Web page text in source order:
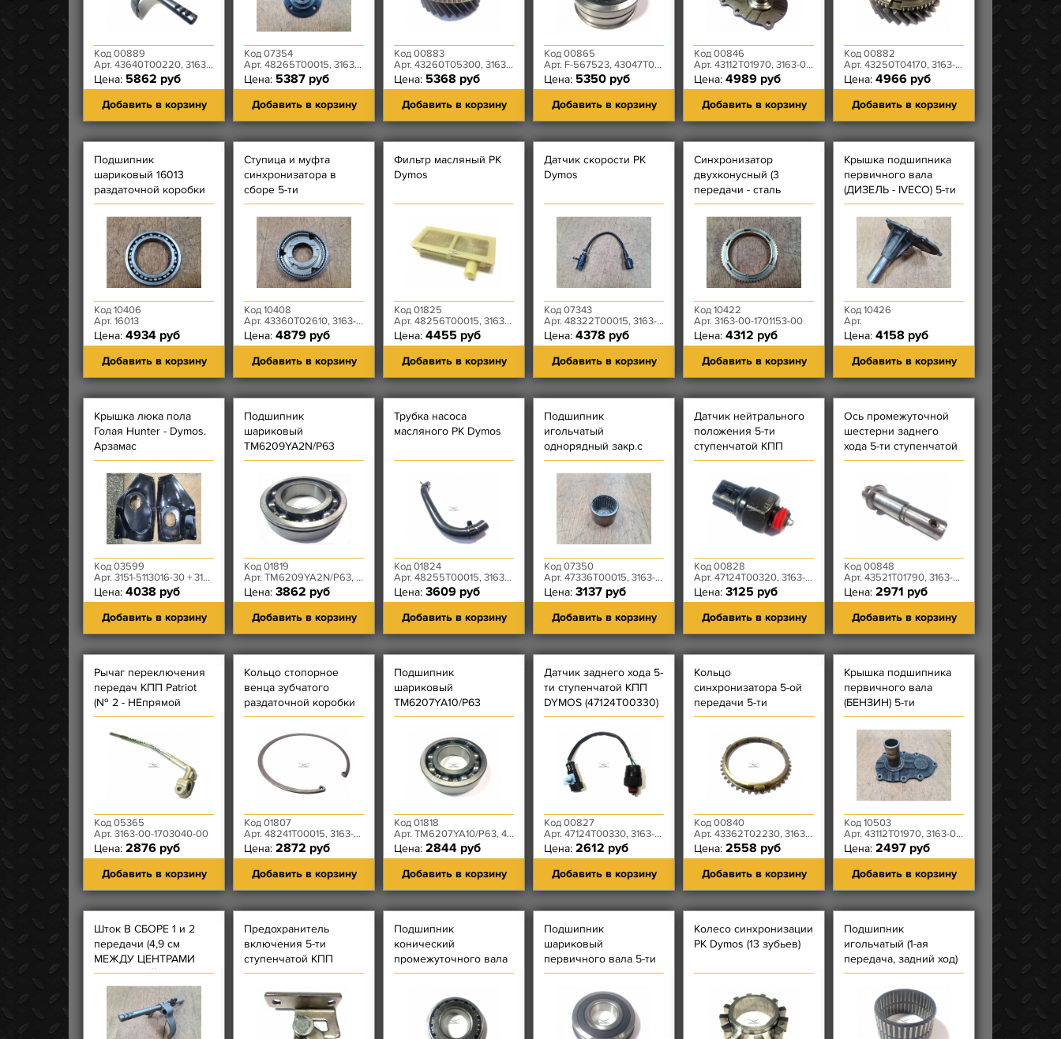
Код 00889
Арт. 43640T00220, 3163-00-1702060-00
Цена: 5862 руб
Добавить в корзину
Код 07354
Арт. 48265T00015, 3163-80-1802076-00
Цена: 5387 руб
Добавить в корзину
Код 00883
Арт. 43260T05300, 3163-00-1701115-00
Цена: 5368 руб
Добавить в корзину
Код 00865
Арт. F-567523, 43047T00140, 3163-00-1701190-00
Цена: 5350 руб
Добавить в корзину
Код 00846
Арт. 43112T01970, 3163-00-1701041-00
Цена: 4989 руб
Добавить в корзину
Код 00882
Арт. 43250T04170, 3163-00-1701127-00
Цена: 4966 руб
Добавить в корзину
Подшипник
шариковый 16013
раздаточной коробки
Dymos (''держатель
шарикового подш.'')
DDR
Код 10406
Арт. 16013
Цена: 4934 руб
Добавить в корзину
Ступица и муфта
синхронизатора в
сборе 5-ти
ступенчатой КПП
DYMOS - 1 и 2
передачи Уценка
Код 10408
Арт. 43360T02610, 3163-00-1701107-00
Цена: 4879 руб
Добавить в корзину
Фильтр масляный РК
Dymos
Код 01825
Арт. 48256T00015, 3163-80-1802224-00
Цена: 4455 руб
Добавить в корзину
Датчик скорости РК
Dymos
Код 07343
Арт. 48322T00015, 3163-00-3843011-00
Цена: 4378 руб
Добавить в корзину
Синхронизатор
двухконусный (3
передачи - сталь
(серый)) 5-ти
ступенчатой КПП
Dymos
Код 10422
Арт. 3163-00-1701153-00
Цена: 4312 руб
Добавить в корзину
Крышка подшипника
первичного вала
(ДИЗЕЛЬ - IVECO) 5-ти
ступенчатой КПП
DYMOS УЦЕНКА
Код 10426
Арт.
Цена: 4158 руб
Добавить в корзину
Крышка люка пола
Голая Hunter - Dymos.
Арзамас
Код 03599
Арт. 3151-5113016-30 + 3151-5130017-10
Цена: 4038 руб
Добавить в корзину
Подшипник
шариковый
ТМ6209YA2N/P63
входного вала
передний раздаточной
коробки Dymos
Код 01819
Арт. ТМ6209YA2N/P63, 48154T00010, 3163-80-1802050-00
Цена: 3862 руб
Добавить в корзину
Трубка насоса
масляного РК Dymos
Код 01824
Арт. 48255T00015, 3163-80-1802287-00
Цена: 3609 руб
Добавить в корзину
Подшипник
игольчатый
однорядный закр.с
одной стороны РК
Dymos 7E-BK 3026
Код 07350
Арт. 47336T00015, 3163-80-1802270-00, 7E-BK 3026
Цена: 3137 руб
Добавить в корзину
Датчик нейтрального
положения 5-ти
ступенчатой КПП
DYMOS
Код 00828
Арт. 47124T00320, 3163-00-3710600-00
Цена: 3125 руб
Добавить в корзину
Ось промежуточной
шестерни заднего
хода 5-ти ступенчатой
КПП DYMOS
Код 00848
Арт. 43521T01790, 3163-00-1701092-00
Цена: 2971 руб
Добавить в корзину
Рычаг переключения
передач КПП Patriot
(№ 2 - НЕпрямой
нового образца - с
агрегатом DYMOS
Код 05365
Арт. 3163-00-1703040-00
Цена: 2876 руб
Добавить в корзину
Кольцо стопорное
венца зубчатого
раздаточной коробки
Dymos
Код 01807
Арт. 48241T00015, 3163-80-1802274-00
Цена: 2872 руб
Добавить в корзину
Подшипник
шариковый
TM6207YA10/P63
раздаточной коробки
Код 01818
Арт. TM6207YA10/P63, 48155T00010, 3163-80-1802082-00
Цена: 2844 руб
Добавить в корзину
Датчик заднего хода 5-
ти ступенчатой КПП
DYMOS (47124T00330)
Код 00827
Арт. 47124T00330, 3163-00-3710500-00
Цена: 2612 руб
Добавить в корзину
Кольцо
синхронизатора 5-ой
передачи 5-ти
ступенчатой КПП
Код 00840
Арт. 43362T02230, 3163-00-1701165-00
Цена: 2558 руб
Добавить в корзину
Крышка подшипника
первичного вала
(БЕНЗИН) 5-ти
ступенчатой КПП
DYMOS УЦЕНКА
Код 10503
Арт. 43112T01970, 3163-00-1701041-00
Цена: 2497 руб
Добавить в корзину
Шток В СБОРЕ 1 и 2
передачи (4,9 см
МЕЖДУ ЦЕНТРАМИ
ОТВЕРСТИЙ/ВИЛКА - 2
ОТВ) КПП DYMOS
УЦЕНКА
Предохранитель
включения 5-ти
ступенчатой КПП
DYMOS
Подшипник
конический
промежуточного вала
передний 5-ти
DYMOS - (15245)
Подшипник
шариковый
первичного вала 5-ти
ступенчатой КПП
DYMOS 806037
Колесо синхронизации
РК Dymos (13 зубьев)
Подшипник
игольчатый (1-ая
передача, задний ход)
нар. Ф 56 мм КПП